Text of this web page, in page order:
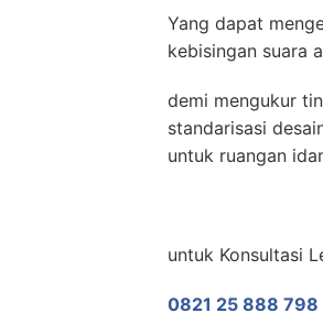
Yang dapat
kebisingan suara
demi mengukur
standarisasi
untuk ruangan
untuk Konsultasi
0821 25 888 798